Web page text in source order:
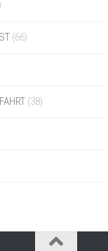
(66)
(38)